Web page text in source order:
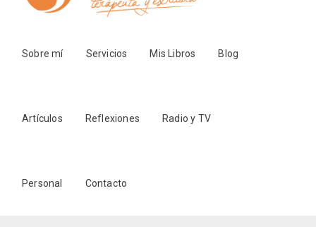
Sobre mí Servicios Mis Libros Blog
Artículos Reflexiones Radio y TV
Personal Contacto